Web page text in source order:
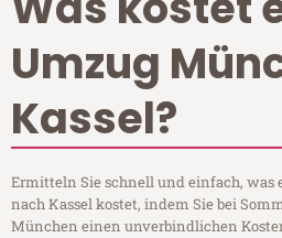
Umzug
Kassel?
Ermitteln Sie schnell und einfach, was
nach Kassel kostet, indem Sie bei
München einen unverbindlichen